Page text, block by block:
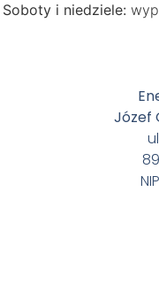
Soboty i niedziele:
Józef